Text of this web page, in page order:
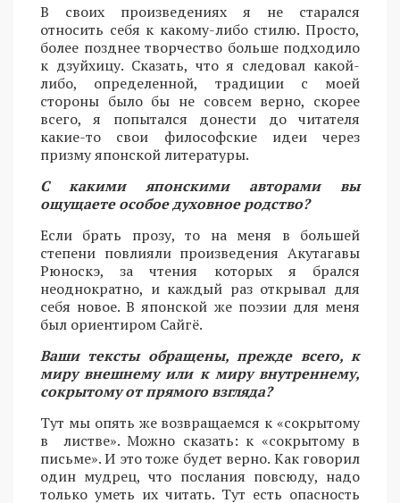
В своих произведениях я не старался
относить себя к какому-либо стилю. Просто,
более позднее творчество больше подходило
к дзуйхицу. Сказать, что я следовал какой-
либо, определенной, традиции с моей
стороны было бы не совсем верно, скорее
всего, я попытался донести до читателя
какие-то свои философские идеи через
призму японской литературы.
С какими японскими авторами вы
ощущаете особое духовное родство?
Если брать прозу, то на меня в большей
степени повлияли произведения Акутагавы
Рюноскэ, за чтения которых я брался
неоднократно, и каждый раз открывал для
себя новое. В японской же поэзии для меня
был ориентиром Сайгё.
Ваши тексты обращены, прежде всего, к
миру внешнему или к миру внутреннему,
сокрытому от прямого взгляда?
Тут мы опять же возвращаемся к «сокрытому
в листве». Можно сказать: к «сокрытому в
письме». И это тоже будет верно. Как говорил
один мудрец, что послания повсюду, надо
только уметь их читать. Тут есть опасность